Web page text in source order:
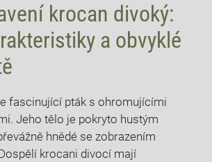
krocan divoký:
a obvyklé
fascinující pták s ohromujícími
Jeho tělo je pokryto hustým
hnědé se zobrazením
krocani divocí mají